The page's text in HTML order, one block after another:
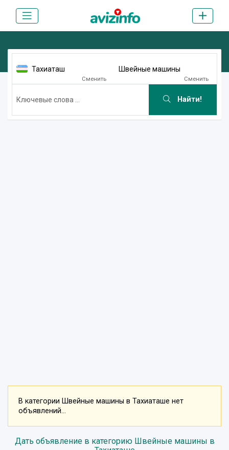
Тахиаташ
Сменить
Швейные машины
Сменить
Найти!
В категории Швейные машины в Тахиаташе нет
объявлений...
Дать объявление в категорию Швейные машины в